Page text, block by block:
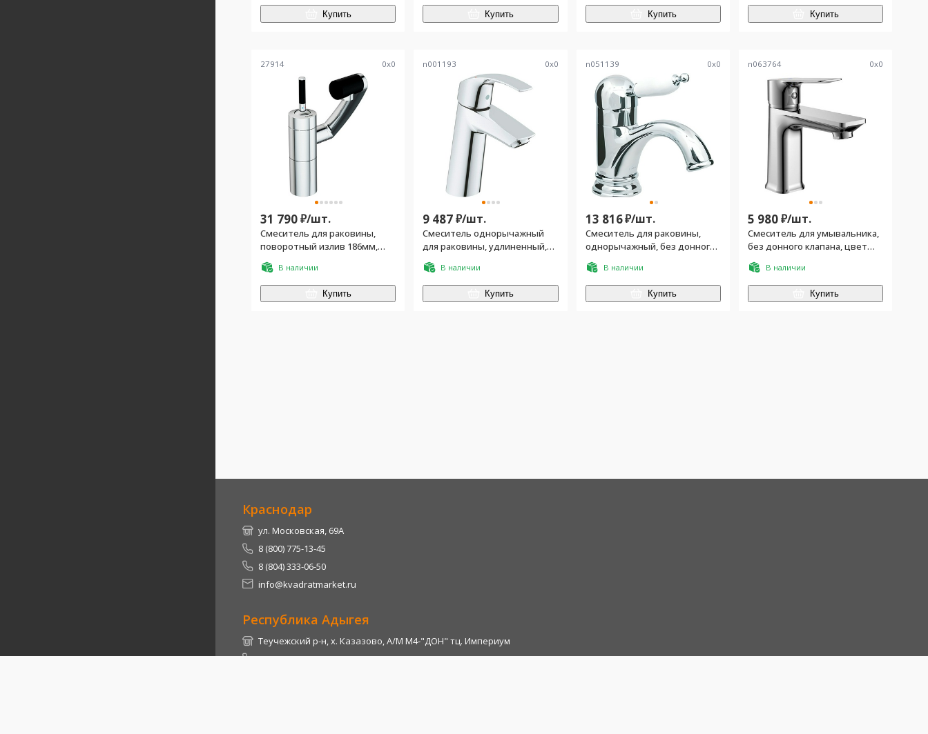
Купить Купить Купить Купить
27914 0x0
31 790₽/шт.
Смеситель для раковины,
поворотный излив 186мм,
(корпус цв.хром, ручка
цв.чёрный), Arc
В наличии
Купить
n001193 0x0
9 487₽/шт.
Смеситель однорычажный
для раковины, удлиненный,
без донного клапана, хром
В наличии
Купить
n051139 0x0
13 816₽/шт.
Смеситель для раковины,
однорычажный, без донного
клапана, хром
В наличии
Купить
n063764 0x0
5 980₽/шт.
Смеситель для умывальника,
без донного клапана, цвет
хром
В наличии
Купить
Краснодар
ул. Московская, 69А
8 (800) 775-13-45
8 (804) 333-06-50
info@kvadratmarket.ru
Республика Адыгея
Теучежский р-н, х. Казазово, А/М М4-"ДОН" тц. Империум
8 (800) 775-13-45